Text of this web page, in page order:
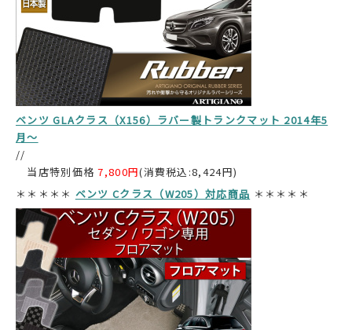
ベンツ GLAクラス（X156）ラバー製トランクマット 2014年5
月～
//
当店特別価格7,800円(消費税込:8,424円)
＊＊＊＊＊ ベンツ Cクラス（W205）対応商品 ＊＊＊＊＊